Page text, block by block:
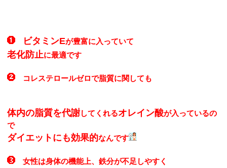
ビタミンEが豊富に入っていて
老化防止に最適です
コレステロールゼロで脂質に関しても
体内の脂質を代謝してくれるオレイン酸が入っているの
で
ダイエットにも効果的なんです
女性は身体の機能上、鉄分が不足しやすく